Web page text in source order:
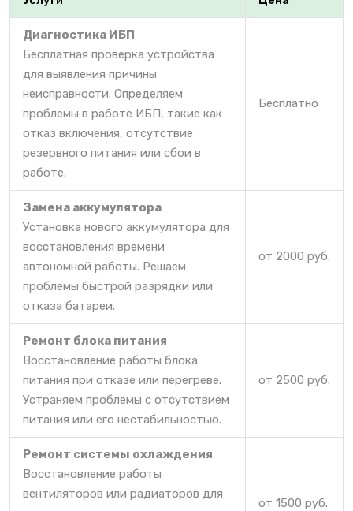
Диагностика ИБП
Бесплатная проверка устройства
для выявления причины
неисправности. Определяем
проблемы в работе ИБП, такие как
отказ включения, отсутствие
резервного питания или сбои в
работе.
Бесплатно
Замена аккумулятора
Установка нового аккумулятора для
восстановления времени
автономной работы. Решаем
проблемы быстрой разрядки или
отказа батареи.
от 2000 руб.
Ремонт блока питания
Восстановление работы блока
питания при отказе или перегреве.
Устраняем проблемы с отсутствием
питания или его нестабильностью.
от 2500 руб.
Ремонт системы охлаждения
Восстановление работы
вентиляторов или радиаторов для
от 1500 руб.